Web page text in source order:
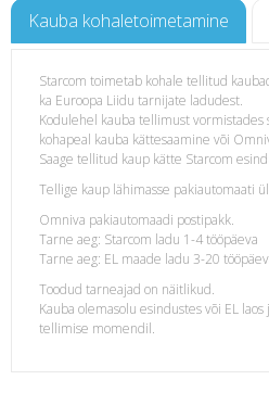
Kauba kohaletoimetamine
Starcom toimetab kohale tellitud
ka Euroopa Liidu tarnijate ladudest.
Kodulehel kauba tellimust vormistades
kohapeal kauba kättesaamine või
Saage tellitud kaup kätte Starcom
Tellige kaup lähimasse pakiautomaati
Omniva pakiautomaadi postipakk.
Tarne aeg: Starcom ladu 1-4 tööpäeva
Tarne aeg: EL maade ladu 3-20
Toodud tarneajad on näitlikud.
Kauba olemasolu esindustes või EL
tellimise momendil.